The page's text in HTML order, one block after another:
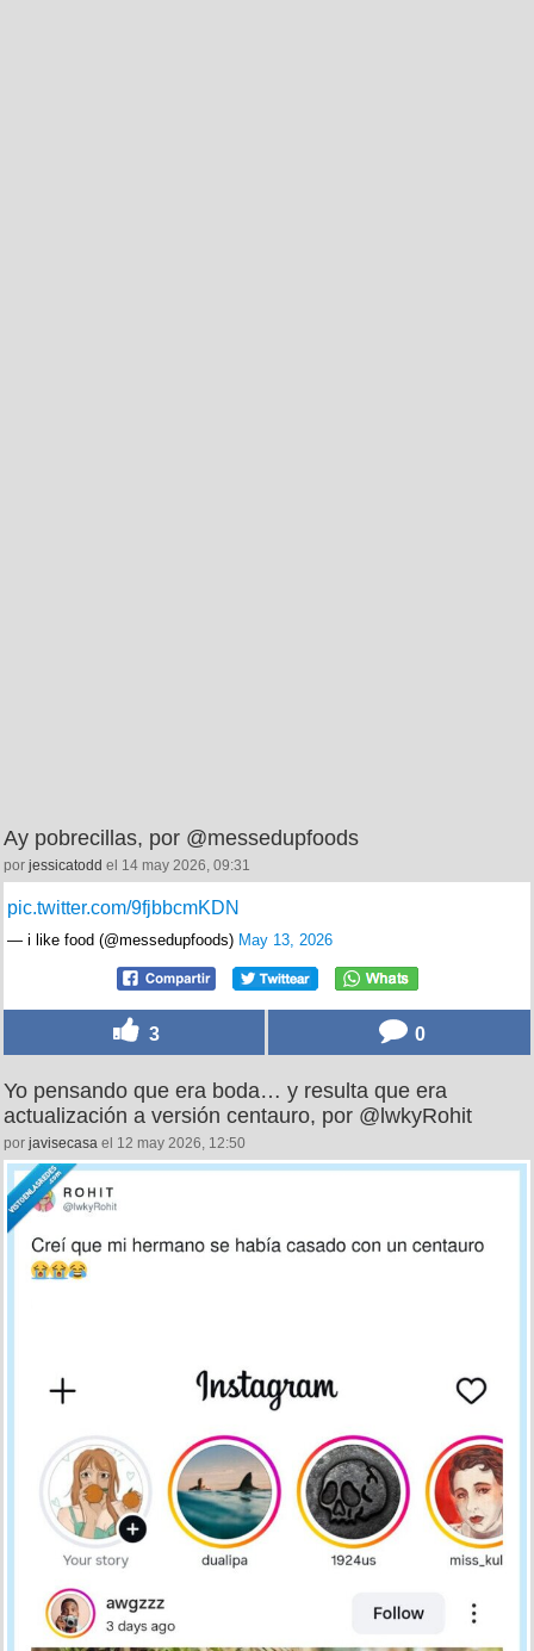
Ay pobrecillas, por @messedupfoods
por jessicatodd el 14 may 2026, 09:31
pic.twitter.com/9fjbbcmKDN
— i like food (@messedupfoods) May 13, 2026
3 0
Yo pensando que era boda… y resulta que era
actualización a versión centauro, por @lwkyRohit
por javisecasa el 12 may 2026, 12:50